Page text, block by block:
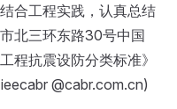
合工程实践，认真总结
北三环东路30号中国
程抗震设防分类标准》
@cabr.com.cn)